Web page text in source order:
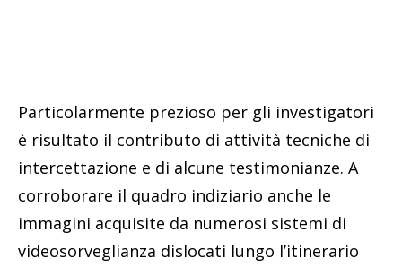
Particolarmente prezioso per gli investigatori
è risultato il contributo di attività tecniche di
intercettazione e di alcune testimonianze. A
corroborare il quadro indiziario anche le
immagini acquisite da numerosi sistemi di
videosorveglianza dislocati lungo l’itinerario